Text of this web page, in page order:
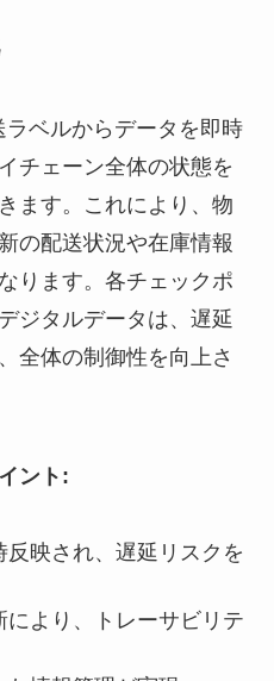
ベルからデータを即時
チェーン全体の状態を
ます。これにより、物
の配送状況や在庫情報
ります。各チェックポ
ジタルデータは、遅延
全体の制御性を向上さ
ント:
映され、遅延リスクを
より、トレーサビリテ